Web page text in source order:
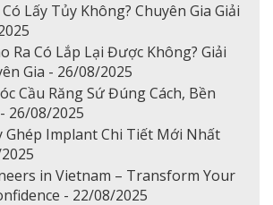
Lấy Tủy Không? Chuyên Gia Giải
Ra Có Lắp Lại Được Không? Giải
Gia - 26/08/2025
Cầu Răng Sứ Đúng Cách, Bền
26/08/2025
Ghép Implant Chi Tiết Mới Nhất
in Vietnam – Transform Your
- 22/08/2025